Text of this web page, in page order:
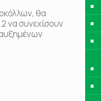
θα
να συνεχίσουν